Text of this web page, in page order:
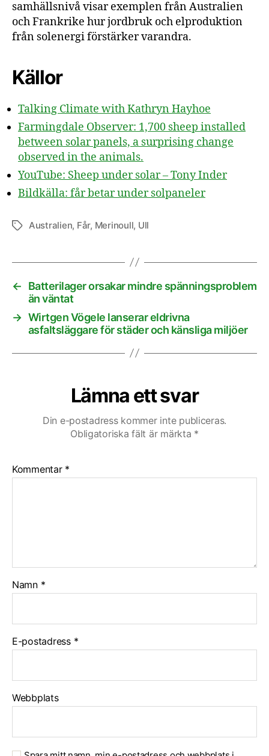
samhällsnivå visar exemplen från Australien
och Frankrike hur jordbruk och elproduktion
från solenergi förstärker varandra.
Källor
Talking Climate with Kathryn Hayhoe
Farmingdale Observer: 1,700 sheep installed
between solar panels, a surprising change
observed in the animals.
YouTube: Sheep under solar – Tony Inder
Bildkälla: får betar under solpaneler
EtiketterAustralien, Får, Merinoull, Ull
←
Batterilager orsakar mindre spänningsproblem
än väntat
→ Wirtgen Vögele lanserar eldrivna
asfaltsläggare för städer och känsliga miljöer
Lämna ett svar
Din e-postadress kommer inte publiceras.
Obligatoriska fält är märkta *
Kommentar *
Namn *
E-postadress *
Webbplats